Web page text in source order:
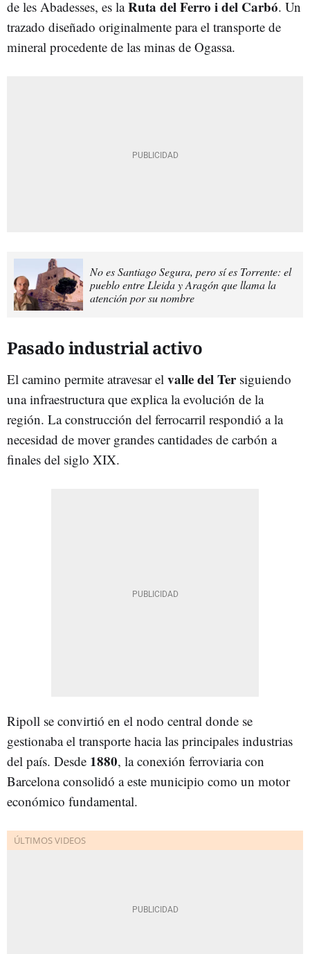
de les Abadesses, es laRuta del Ferro i del Carbó. Un
trazado diseñado originalmente para el transporte de
mineral procedente de las minas de Ogassa.
No es Santiago Segura, pero sí es Torrente: el
pueblo entre Lleida y Aragón que llama la
atención por su nombre
Pasado industrial activo
El camino permite atravesar el valle del Tersiguiendo
una infraestructura que explica la evolución de la
región. La construcción del ferrocarril respondió a la
necesidad de mover grandes cantidades de carbón a
finales del siglo XIX.
Ripoll se convirtió en el nodo central donde se
gestionaba el transporte hacia las principales industrias
del país. Desde 1880, la conexión ferroviaria con
Barcelona consolidó a este municipio como un motor
económico fundamental.